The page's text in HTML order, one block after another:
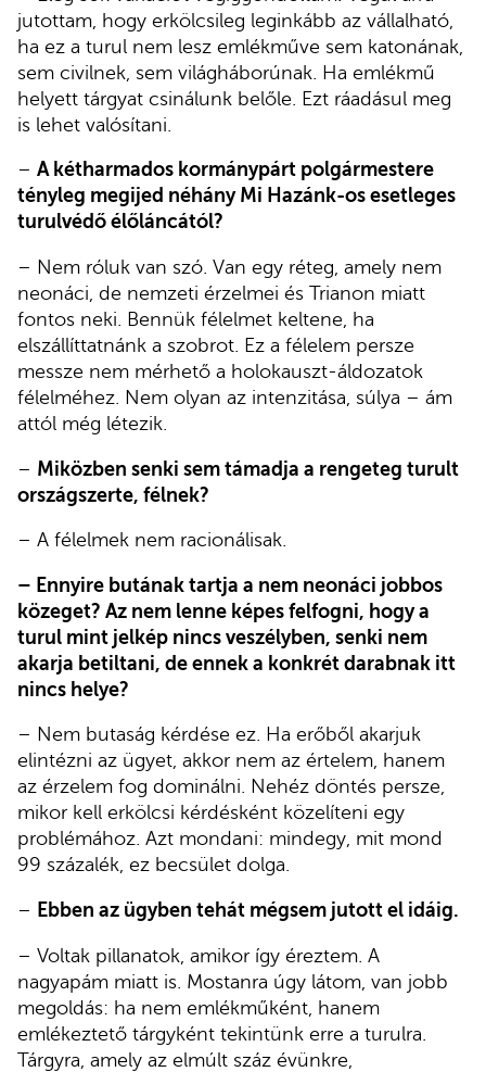
jutottam, hogy erkölcsileg leginkább az vállalható,
ha ez a turul nem lesz emlékműve sem katonának,
sem civilnek, sem világháborúnak. Ha emlékmű
helyett tárgyat csinálunk belőle. Ezt ráadásul meg
is lehet valósítani.
– A kétharmados kormánypárt polgármestere
tényleg megijed néhány Mi Hazánk-os esetleges
turulvédő élőláncától?
– Nem róluk van szó. Van egy réteg, amely nem
neonáci, de nemzeti érzelmei és Trianon miatt
fontos neki. Bennük félelmet keltene, ha
elszállíttatnánk a szobrot. Ez a félelem persze
messze nem mérhető a holokauszt-áldozatok
félelméhez. Nem olyan az intenzitása, súlya – ám
attól még létezik.
– Miközben senki sem támadja a rengeteg turult
országszerte, félnek?
– A félelmek nem racionálisak.
– Ennyire butának tartja a nem neonáci jobbos
közeget? Az nem lenne képes felfogni, hogy a
turul mint jelkép nincs veszélyben, senki nem
akarja betiltani, de ennek a konkrét darabnak itt
nincs helye?
– Nem butaság kérdése ez. Ha erőből akarjuk
elintézni az ügyet, akkor nem az értelem, hanem
az érzelem fog dominálni. Nehéz döntés persze,
mikor kell erkölcsi kérdésként közelíteni egy
problémához. Azt mondani: mindegy, mit mond
99 százalék, ez becsület dolga.
– Ebben az ügyben tehát mégsem jutott el idáig.
– Voltak pillanatok, amikor így éreztem. A
nagyapám miatt is. Mostanra úgy látom, van jobb
megoldás: ha nem emlékműként, hanem
emlékeztető tárgyként tekintünk erre a turulra.
Tárgyra, amely az elmúlt száz évünkre,